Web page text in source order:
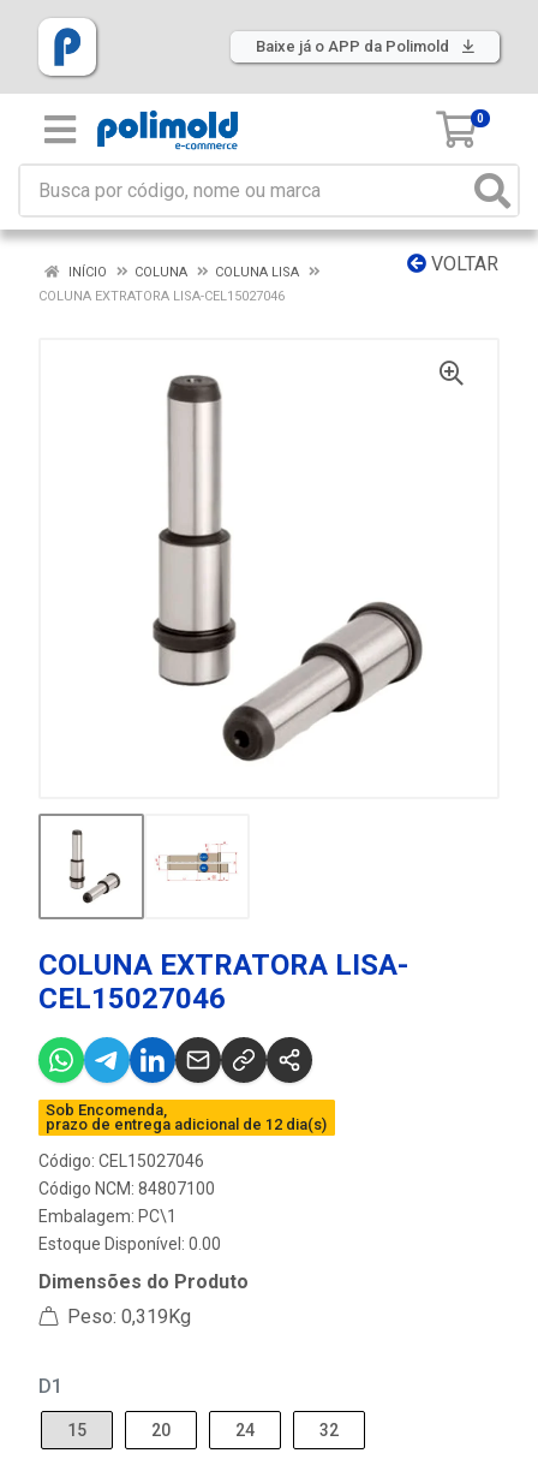
Baixe já o APP da Polimold
0
VOLTAR
INÍCIO COLUNA
COLUNA LISA
COLUNA EXTRATORA LISA-CEL15027046
COLUNA EXTRATORA LISA-
CEL15027046
Sob Encomenda,
prazo de entrega adicional de 12 dia(s)
Código: CEL15027046
Código NCM: 84807100
Embalagem: PC\1
Estoque Disponível: 0.00
Dimensões do Produto
Peso: 0,319Kg
D1
15 20 24 32